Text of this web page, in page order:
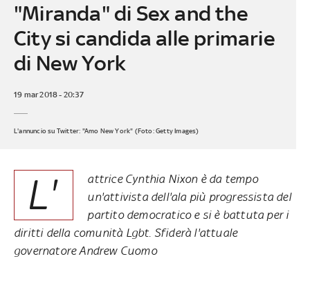
"Miranda" di Sex and the
City si candida alle primarie
di New York
19 mar 2018 - 20:37
L'annuncio su Twitter: "Amo New York" (Foto: Getty Images)
L'
attrice Cynthia Nixon è da tempo
un'attivista dell'ala più progressista del
partito democratico e si è battuta per i
diritti della comunità Lgbt. Sfiderà l'attuale
governatore Andrew Cuomo